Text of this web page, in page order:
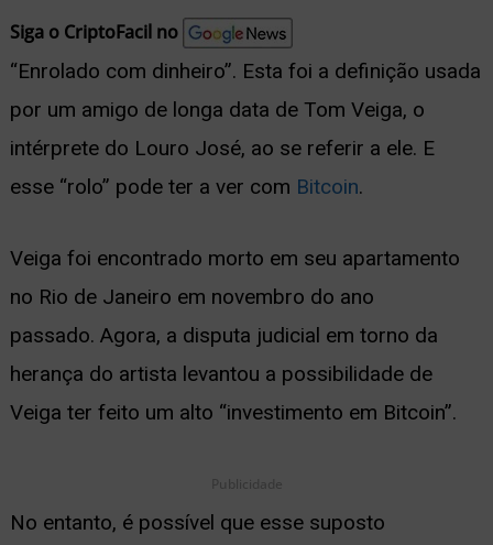
Siga o CriptoFacil no
“Enrolado com dinheiro”. Esta foi a definição usada
por um amigo de longa data de Tom Veiga, o
intérprete do Louro José, ao se referir a ele. E
esse “rolo” pode ter a ver com Bitcoin.
Veiga foi encontrado morto em seu apartamento
no Rio de Janeiro em novembro do ano
passado. Agora, a disputa judicial em torno da
herança do artista levantou a possibilidade de
Veiga ter feito um alto “investimento em Bitcoin”.
Publicidade
No entanto, é possível que esse suposto